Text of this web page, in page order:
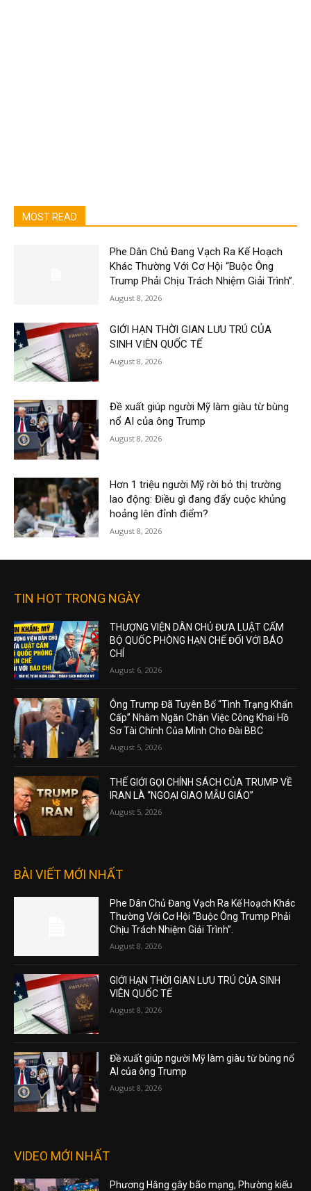
MOST READ
Phe Dân Chủ Đang Vạch Ra Kế Hoạch
Khác Thường Với Cơ Hội “Buộc Ông
Trump Phải Chịu Trách Nhiệm Giải Trình”.
August 8, 2026
GIỚI HẠN THỜI GIAN LƯU TRÚ CỦA
SINH VIÊN QUỐC TẾ
August 8, 2026
Đề xuất giúp người Mỹ làm giàu từ bùng
nổ AI của ông Trump
August 8, 2026
Hơn 1 triệu người Mỹ rời bỏ thị trường
lao động: Điều gì đang đẩy cuộc khủng
hoảng lên đỉnh điểm?
August 8, 2026
TIN HOT TRONG NGÀY
THƯỢNG VIỆN DÂN CHỦ ĐƯA LUẬT CẤM
BỘ QUỐC PHÒNG HẠN CHẾ ĐỐI VỚI BÁO
CHÍ
August 6, 2026
Ông Trump Đã Tuyên Bố “Tình Trạng Khẩn
Cấp” Nhằm Ngăn Chặn Việc Công Khai Hồ
Sơ Tài Chính Của Mình Cho Đài BBC
August 5, 2026
THẾ GIỚI GỌI CHÍNH SÁCH CỦA TRUMP VỀ
IRAN LÀ “NGOẠI GIAO MẪU GIÁO”
August 5, 2026
BÀI VIẾT MỚI NHẤT
Phe Dân Chủ Đang Vạch Ra Kế Hoạch Khác
Thường Với Cơ Hội “Buộc Ông Trump Phải
Chịu Trách Nhiệm Giải Trình”.
August 8, 2026
GIỚI HẠN THỜI GIAN LƯU TRÚ CỦA SINH
VIÊN QUỐC TẾ
August 8, 2026
Đề xuất giúp người Mỹ làm giàu từ bùng nổ
AI của ông Trump
August 8, 2026
VIDEO MỚI NHẤT
Phương Hằng gây bão mạng, Phường kiểu